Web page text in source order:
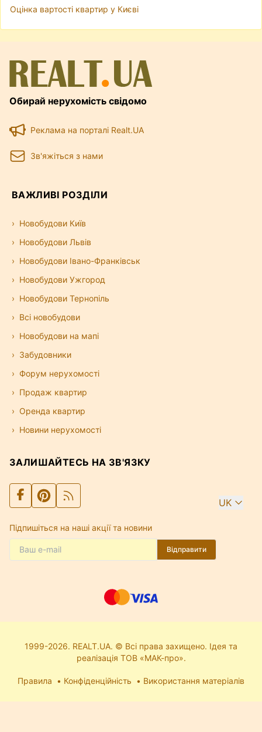
Оцінка вартості квартир у Києві
Обирай нерухомість свідомо
Реклама на порталі Realt.UA
Зв'яжіться з нами
ВАЖЛИВІ РОЗДІЛИ
Новобудови Київ
Новобудови Львів
Новобудови Івано-Франківськ
Новобудови Ужгород
Новобудови Тернопіль
Всі новобудови
Новобудови на мапі
Забудовники
Форум нерухомості
Продаж квартир
Оренда квартир
Новини нерухомості
ЗАЛИШАЙТЕСЬ НА ЗВ'ЯЗКУ
UK
Підпишіться на наші акції та новини
Відправити
1999-2026. REALT.UA. © Всі права захищено. Ідея та
реалізація ТОВ «МАК-про».
Правила Конфіденційність Використання матеріалів